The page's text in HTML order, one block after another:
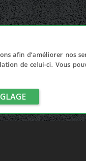
afin d'améliorer nos
de celui-ci. Vous